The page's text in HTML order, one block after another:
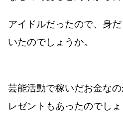
アイドルだったので、身
いたのでしょうか。
芸能活動で稼いだお金な
レゼントもあったのでしょ